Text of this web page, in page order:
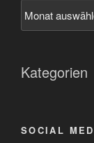
Kategorien
SOCIAL